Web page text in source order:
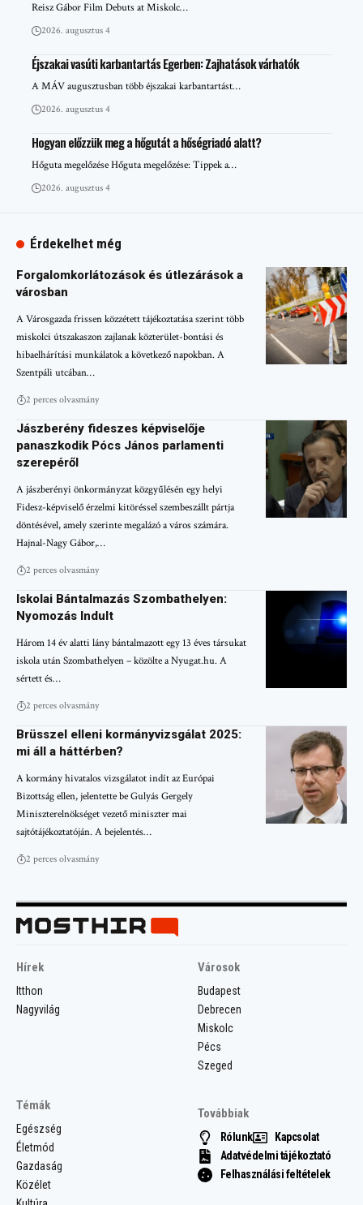
Reisz Gábor Film Debuts at Miskolc…
2026. augusztus 4
Éjszakai vasúti karbantartás Egerben: Zajhatások várhatók
A MÁV augusztusban több éjszakai karbantartást…
2026. augusztus 4
Hogyan előzzük meg a hőgutát a hőségriadó alatt?
Hőguta megelőzése Hőguta megelőzése: Tippek a…
2026. augusztus 4
Érdekelhet még
Forgalomkorlátozások és útlezárások a
városban
A Városgazda frissen közzétett tájékoztatása szerint több
miskolci útszakaszon zajlanak közterület-bontási és
hibaelhárítási munkálatok a következő napokban. A
Szentpáli utcában…
2 perces olvasmány
Jászberény fideszes képviselője
panaszkodik Pócs János parlamenti
szerepéről
A jászberényi önkormányzat közgyűlésén egy helyi
Fidesz-képviselő érzelmi kitöréssel szembeszállt pártja
döntésével, amely szerinte megalázó a város számára.
Hajnal-Nagy Gábor,…
2 perces olvasmány
Iskolai Bántalmazás Szombathelyen:
Nyomozás Indult
Három 14 év alatti lány bántalmazott egy 13 éves társukat
iskola után Szombathelyen – közölte a Nyugat.hu. A
sértett és…
2 perces olvasmány
Brüsszel elleni kormányvizsgálat 2025:
mi áll a háttérben?
A kormány hivatalos vizsgálatot indít az Európai
Bizottság ellen, jelentette be Gulyás Gergely
Miniszterelnökséget vezető miniszter mai
sajtótájékoztatóján. A bejelentés…
2 perces olvasmány
Hírek
Itthon
Nagyvilág
Városok
Budapest
Debrecen
Miskolc
Pécs
Szeged
Témák
Egészség
Életmód
Gazdaság
Közélet
Továbbiak
Rólunk
Kapcsolat
Adatvédelmi tájékoztató
Felhasználási feltételek